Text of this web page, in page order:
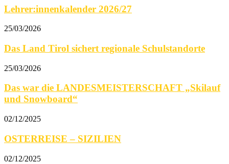
Lehrer:innenkalender 2026/27
25/03/2026
Das Land Tirol sichert regionale Schulstandorte
25/03/2026
Das war die LANDESMEISTERSCHAFT „Skilauf
und Snowboard“
02/12/2025
OSTERREISE – SIZILIEN
02/12/2025